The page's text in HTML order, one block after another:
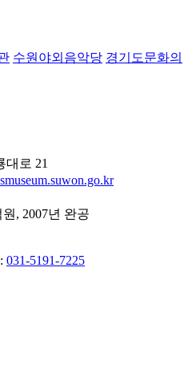
수원야외음악당 경기도문화의
대로 21
원, 2007년 완공
031-5191-7225